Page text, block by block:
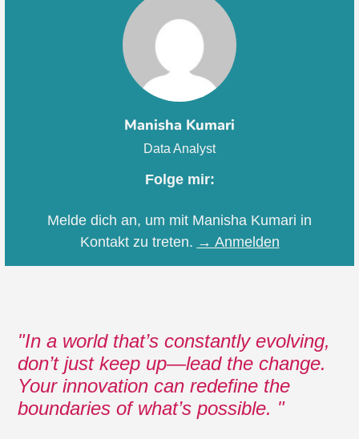
Manisha Kumari
Data Analyst
Folge mir:
Melde dich an, um mit Manisha Kumari in
Kontakt zu treten. → Anmelden
In a world that’s constantly evolving,
don’t just keep up—lead the change.
Your innovation can redefine the
boundaries of what’s possible.